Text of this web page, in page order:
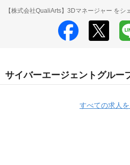
【株式会社QualiArts】3Dマネージャー をシ
サイバーエージェントグルー
すべての求人